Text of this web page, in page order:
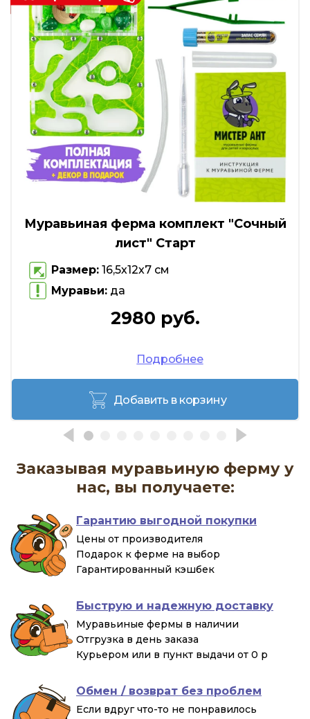
Муравьиная ферма комплект "Сочный
лист" Старт
Размер: 16,5х12х7 см
Муравьи: да
2980 руб.
Подробнее
Добавить в корзину
Заказывая муравьиную ферму у
нас, вы получаете:
Гарантию выгодной покупки
Цены от производителя
Подарок к ферме на выбор
Гарантированный кэшбек
Быструю и надежную доставку
Муравьиные фермы в наличии
Отгрузка в день заказа
Курьером или в пункт выдачи от 0 р
Обмен / возврат без проблем
Если вдруг что-то не понравилось